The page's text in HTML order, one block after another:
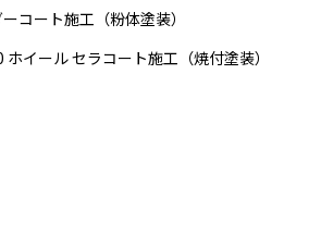
コート施工（粉体塗装）
ホイール セラコート施工（焼付塗装）